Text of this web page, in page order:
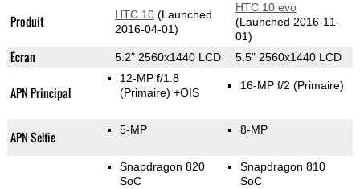
Produit HTC 10(Launched
2016-04-01)
HTC 10 evo
(Launched 2016-11-
01)
Ecran 5.2" 2560x1440 LCD 5.5" 2560x1440 LCD
APN Principal
12-MP f/1.8
(Primaire) +OIS
16-MP f/2 (Primaire)
APN Selfie 5-MP 8-MP
Snapdragon 820
SoC
Snapdragon 810
SoC